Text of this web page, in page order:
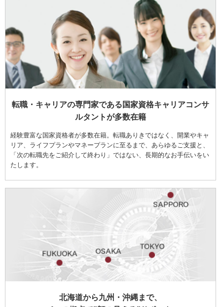
転職・キャリアの専門家である国家資格キャリアコンサ
ルタントが多数在籍
経験豊富な国家資格者が多数在籍。転職ありきではなく、開業やキャ
リア、ライフプランやマネープランに至るまで、あらゆるご支援と、
「次の転職先をご紹介して終わり」ではない、長期的なお手伝いをい
たします。
北海道から九州・沖縄まで、